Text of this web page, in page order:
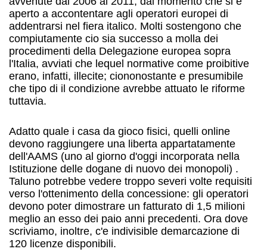
aperto a accontentare agli operatori europei di
addentrarsi nel fiera italico. Molti sostengono che
compiutamente cio sia successo a molla dei
procedimenti della Delegazione europea sopra
l'Italia, avviati che lequel normative come proibitive
erano, infatti, illecite; ciononostante e presumibile
che tipo di il condizione avrebbe attuato le riforme
tuttavia.
Adatto quale i casa da gioco fisici, quelli online
devono raggiungere una liberta appartatamente
dell'AAMS (uno al giorno d'oggi incorporata nella
Istituzione delle dogane di nuovo dei monopoli) .
Taluno potrebbe vedere troppo severi volte requisiti
verso l'ottenimento della concessione: gli operatori
devono poter dimostrare un fatturato di 1,5 milioni
meglio an esso dei paio anni precedenti. Ora dove
scriviamo, inoltre, c'e indivisible demarcazione di
120 licenze disponibili.